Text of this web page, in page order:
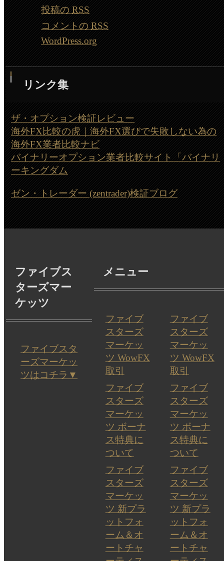
投稿のRSS
コメントのRSS
WordPress.org
リンク集
ザ・オプション検証レビュー
海外FX比較の虎｜海外FX選びで失敗しない為の
海外FX業者比較ナビ
バイナリーオプション業者比較サイト「バイナリ
ーキングダム
ゼン・トレーダー (zentrader)検証ブログ
ファイブス
ターズマー
ケッツ
ファイブスタ
ーズマーケッ
ツはコチラ▼
メニュー
ファイブ
スターズ
マーケッ
ツ WowFX
取引
ファイブ
スターズ
マーケッ
ツ ボーナ
ス特典に
ついて
ファイブ
スターズ
マーケッ
ツ 新プラ
ットフォ
ーム＆オ
ートチャ
ファイブ
スターズ
マーケッ
ツ WowFX
取引
ファイブ
スターズ
マーケッ
ツ ボーナ
ス特典に
ついて
ファイブ
スターズ
マーケッ
ツ 新プラ
ットフォ
ーム＆オ
ートチャ